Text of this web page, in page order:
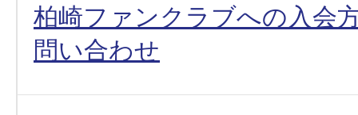
柏崎ファンクラブへの入会
問い合わせ